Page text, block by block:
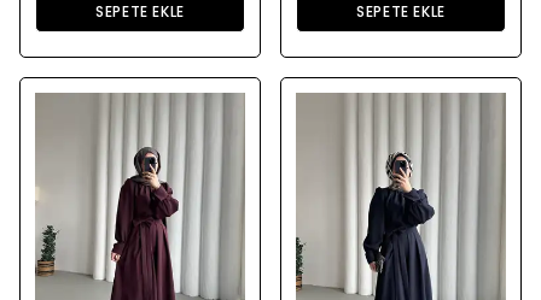
SEPETE EKLE SEPETE EKLE